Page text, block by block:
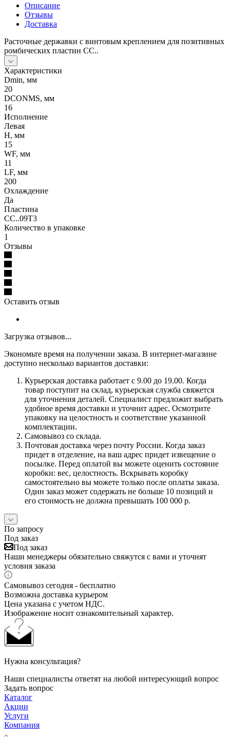
Описание
Отзывы
Доставка
Расточные державки с винтовым креплением для позитивных
ромбических пластин CC..
Характеристики
Dmin, мм
20
DCONMS, мм
16
Исполнение
Левая
H, мм
15
WF, мм
11
LF, мм
200
Охлаждение
Да
Пластина
CC..09T3
Количество в упаковке
1
Отзывы
Оставить отзыв
Загрузка отзывов...
Экономьте время на получении заказа. В интернет-магазине
доступно несколько вариантов доставки:
Курьерская доставка работает с 9.00 до 19.00. Когда
товар поступит на склад, курьерская служба свяжется
для уточнения деталей. Специалист предложит выбрать
удобное время доставки и уточнит адрес. Осмотрите
упаковку на целостность и соответствие указанной
комплектации.
Самовывоз со склада.
Почтовая доставка через почту России. Когда заказ
придет в отделение, на ваш адрес придет извещение о
посылке. Перед оплатой вы можете оценить состояние
коробки: вес, целостность. Вскрывать коробку
самостоятельно вы можете только после оплаты заказа.
Один заказ может содержать не больше 10 позиций и
его стоимость не должна превышать 100 000 р.
По запросу
Под заказ
Под заказ
Наши менеджеры обязательно свяжутся с вами и уточнят
условия заказа
Самовывоз сегодня - бесплатно
Возможна доставка курьером
Цена указана с учетом НДС.
Изображение носит ознакомительный характер.
Нужна консультация?
Наши специалисты ответят на любой интересующий вопрос
Задать вопрос
Каталог
Акции
Услуги
Компания